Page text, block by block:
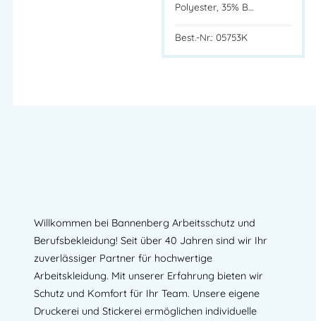
Polyester, 35% B…
Best.-Nr.: 05753K
Willkommen bei Bannenberg Arbeitsschutz und
Berufsbekleidung! Seit über 40 Jahren sind wir Ihr
zuverlässiger Partner für hochwertige
Arbeitskleidung. Mit unserer Erfahrung bieten wir
Schutz und Komfort für Ihr Team. Unsere eigene
Druckerei und Stickerei ermöglichen individuelle